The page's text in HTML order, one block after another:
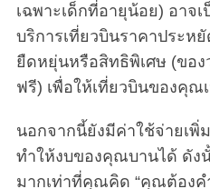
เฉพาะเด็กที่อายุน้อย) อาจ
บริการเที่ยวบินราคาประห
ยืดหยุ่นหรือสิทธิพิเศษ (ของ
ฟรี) เพื่อให้เที่ยวบินของคุณ
นอกจากนี้ยังมีค่าใช้จ่ายเพิ่
ทำให้งบของคุณบานได้ ดัง
มากเท่าที่คุณคิด “คุณต้องค